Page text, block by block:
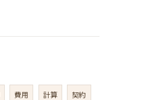
費用 計算 契約